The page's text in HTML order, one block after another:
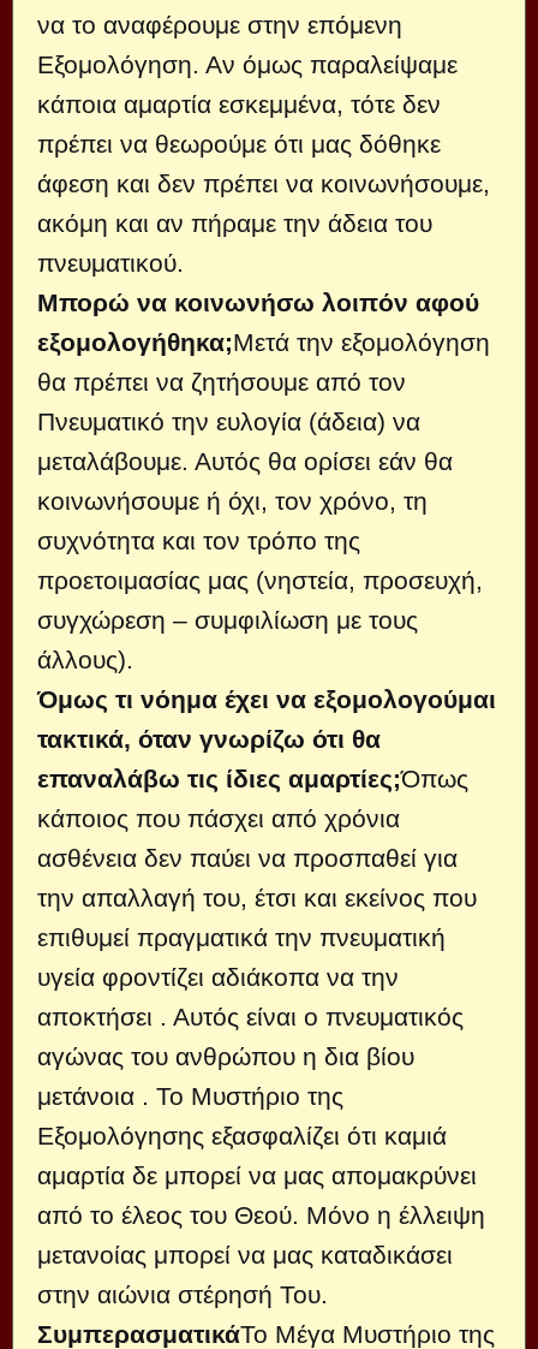
να το αναφέρουμε στην επόμενη
Εξομολόγηση. Αν όμως παραλείψαμε
κάποια αμαρτία εσκεμμένα, τότε δεν
πρέπει να θεωρούμε ότι μας δόθηκε
άφεση και δεν πρέπει να κοινωνήσουμε,
ακόμη και αν πήραμε την άδεια του
πνευματικού.
Μπορώ να κοινωνήσω λοιπόν αφού
εξομολογήθηκα;Μετά την εξομολόγηση
θα πρέπει να ζητήσουμε από τον
Πνευματικό την ευλογία (άδεια) να
μεταλάβουμε. Αυτός θα ορίσει εάν θα
κοινωνήσουμε ή όχι, τον χρόνο, τη
συχνότητα και τον τρόπο της
προετοιμασίας μας (νηστεία, προσευχή,
συγχώρεση – συμφιλίωση με τους
άλλους).
Όμως τι νόημα έχει να εξομολογούμαι
τακτικά, όταν γνωρίζω ότι θα
επαναλάβω τις ίδιες αμαρτίες;Όπως
κάποιος που πάσχει από χρόνια
ασθένεια δεν παύει να προσπαθεί για
την απαλλαγή του, έτσι και εκείνος που
επιθυμεί πραγματικά την πνευματική
υγεία φροντίζει αδιάκοπα να την
αποκτήσει . Αυτός είναι ο πνευματικός
αγώνας του ανθρώπου η δια βίου
μετάνοια . Το Μυστήριο της
Εξομολόγησης εξασφαλίζει ότι καμιά
αμαρτία δε μπορεί να μας απομακρύνει
από το έλεος του Θεού. Μόνο η έλλειψη
μετανοίας μπορεί να μας καταδικάσει
στην αιώνια στέρησή Του.
ΣυμπερασματικάΤο Μέγα Μυστήριο της